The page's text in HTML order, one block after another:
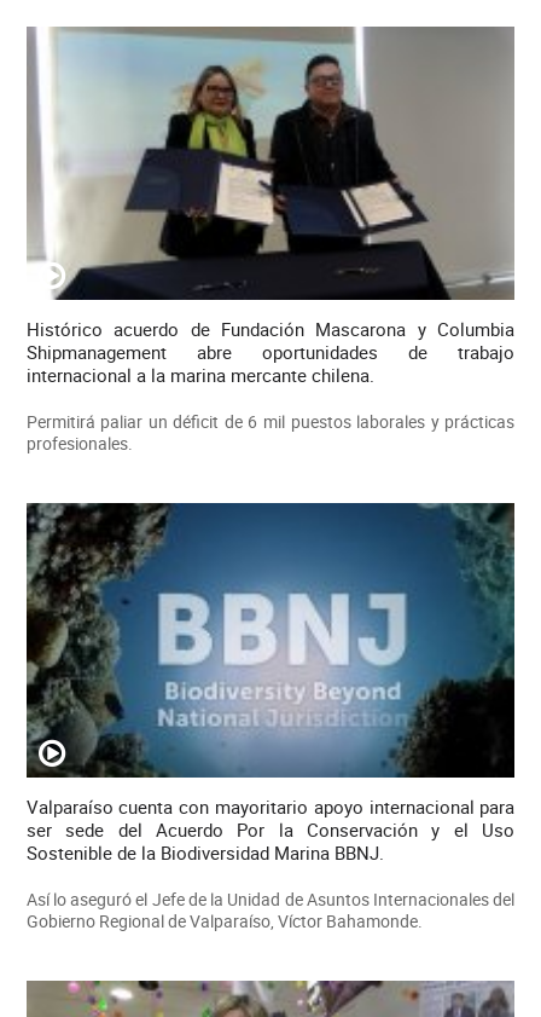
Histórico acuerdo de Fundación Mascarona y Columbia
Shipmanagement abre oportunidades de trabajo
internacional a la marina mercante chilena.
Permitirá paliar un déficit de 6 mil puestos laborales y prácticas
profesionales.
Valparaíso cuenta con mayoritario apoyo internacional para
ser sede del Acuerdo Por la Conservación y el Uso
Sostenible de la Biodiversidad Marina BBNJ.
Así lo aseguró el Jefe de la Unidad de Asuntos Internacionales del
Gobierno Regional de Valparaíso, Víctor Bahamonde.